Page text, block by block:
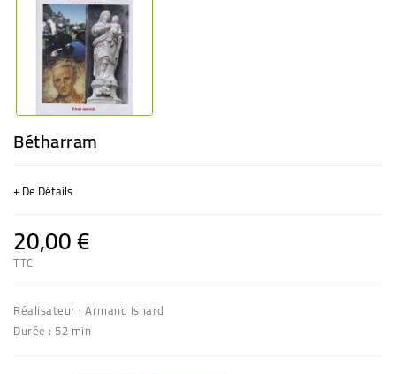
Bétharram
+ De Détails
20,00 €
TTC
Réalisateur : Armand Isnard
Durée : 52 min